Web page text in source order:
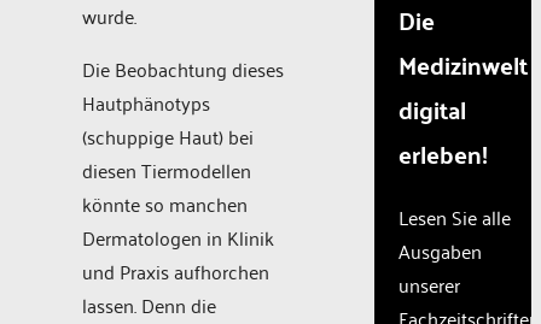
wurde.
Die Beobachtung dieses
Hautphänotyps
(schuppige Haut) bei
diesen Tiermodellen
könnte so manchen
Dermatologen in Klinik
und Praxis aufhorchen
lassen. Denn die
Die
Medizinwelt
digital
erleben!
Lesen Sie alle
Ausgaben
unserer